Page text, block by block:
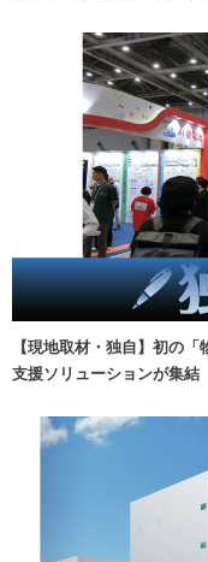
【現地取材・独自】初の
支援ソリューションが集結